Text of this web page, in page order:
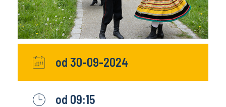
od 30-09-2024
od 09:15